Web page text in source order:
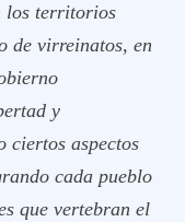
los territorios
de virreinatos, en
y
ciertos aspectos
cada pueblo
que vertebran el